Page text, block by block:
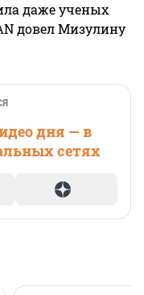
даже ученых
довел Мизулину
дня — в
сетях